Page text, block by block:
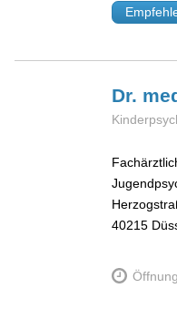
Dr.
40215